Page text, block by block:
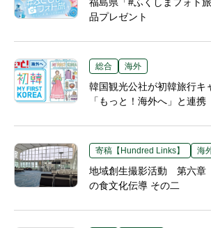
品プレゼント
総合 海外
韓国観光公社が初韓旅行キ
「もっと！海外へ」と連携
寄稿【Hundred Links】 海
地域創生撮影活動 第六章
の食文化伝導 その二